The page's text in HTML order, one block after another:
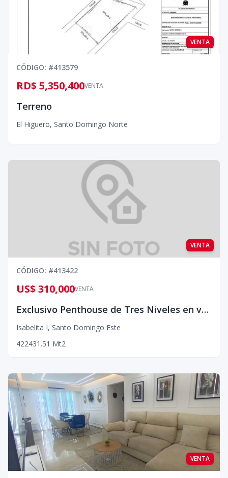
VENTA
CÓDIGO: #413579
VENTA
RD$ 5,350,400
Terreno
El Higuero, Santo Domingo Norte
VENTA
CÓDIGO: #413422
VENTA
US$ 310,000
Exclusivo Penthouse de Tres Niveles en venta en la Av. España
Isabelita I, Santo Domingo Este
422431.51 Mt2
VENTA